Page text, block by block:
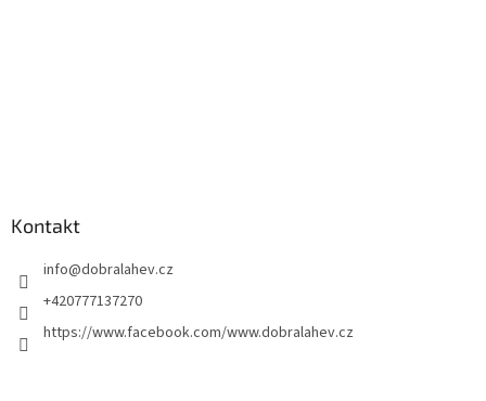
Kontakt
info@dobralahev.cz
+420777137270
https://www.facebook.com/www.dobralahev.cz